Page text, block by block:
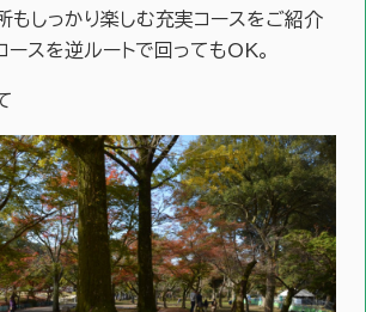
もしっかり楽しむ充実コースをご紹介
ースを逆ルートで回ってもOK。